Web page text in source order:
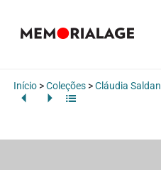
Início>Coleções>Cláudia